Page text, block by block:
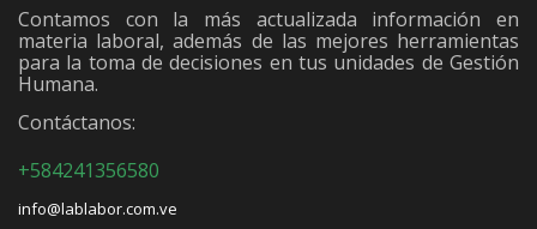
Contamos con la más actualizada información en
materia laboral, además de las mejores herramientas
para la toma de decisiones en tus unidades de Gestión
Humana.
Contáctanos:
+584241356580
info@lablabor.com.ve